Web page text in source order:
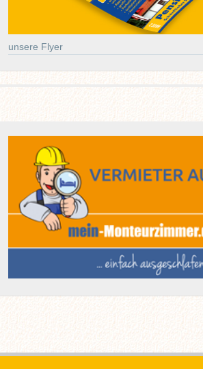
unsere Flyer